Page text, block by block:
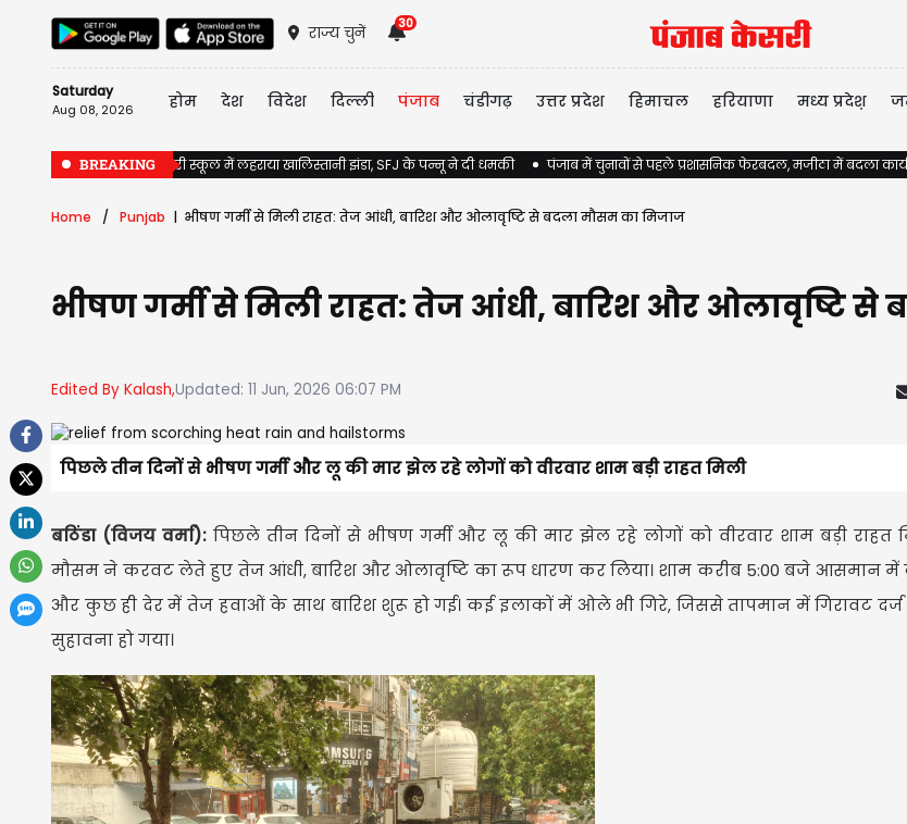
राज्य चुनें
30
Saturday
Aug 08, 2026 होम देश विदेश दिल्ली पंजाब चंडीगढ़ उत्तर प्रदेश हिमाचल हरियाणा मध्य प्रदेश़
BREAKING
Jalandhar के सरकारी स्कूल में लहराया खालिस्तानी झंडा, SFJ के पन्नू ने दी धमकी पंजाब में चुनावों से पहले प्रशासनिक फेरबदल, मजीठा में बदला
Home Punjab भीषण गर्मी से मिली राहत: तेज आंधी, बारिश और ओलावृष्टि से बदला मौसम का मिजाज
भीषण गर्मी से मिली राहत: तेज आंधी, बारिश और ओलावृष्टि से
Edited By Kalash,Updated: 11 Jun, 2026 06:07 PM
पिछले तीन दिनों से भीषण गर्मी और लू की मार झेल रहे लोगों को वीरवार शाम बड़ी राहत मिली
बठिंडा (विजय वर्मा):पिछले तीन दिनों से भीषण गर्मी और लू की मार झेल रहे लोगों को वीरवार शाम बड़ी
मौसम ने करवट लेते हुए तेज आंधी, बारिश और ओलावृष्टि का रूप धारण कर लिया। शाम करीब 5:00 बजे आसमान में
और कुछ ही देर में तेज हवाओं के साथ बारिश शुरू हो गई। कई इलाकों में ओले भी गिरे, जिससे तापमान में गिरावट
सुहावना हो गया।